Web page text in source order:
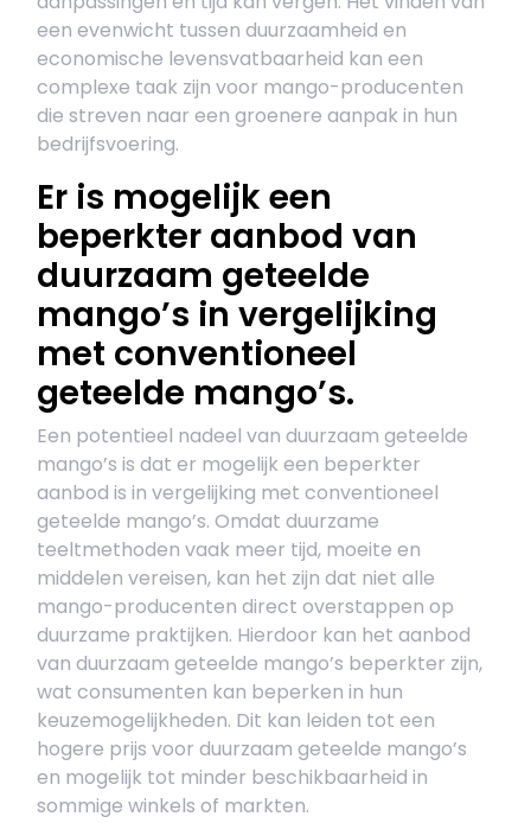
een evenwicht tussen duurzaamheid en
economische levensvatbaarheid kan een
complexe taak zijn voor mango-producenten
die streven naar een groenere aanpak in hun
bedrijfsvoering.
Er is mogelijk een
beperkter aanbod van
duurzaam geteelde
mango’s in vergelijking
met conventioneel
geteelde mango’s.
Een potentieel nadeel van duurzaam geteelde
mango’s is dat er mogelijk een beperkter
aanbod is in vergelijking met conventioneel
geteelde mango’s. Omdat duurzame
teeltmethoden vaak meer tijd, moeite en
middelen vereisen, kan het zijn dat niet alle
mango-producenten direct overstappen op
duurzame praktijken. Hierdoor kan het aanbod
van duurzaam geteelde mango’s beperkter zijn,
wat consumenten kan beperken in hun
keuzemogelijkheden. Dit kan leiden tot een
hogere prijs voor duurzaam geteelde mango’s
en mogelijk tot minder beschikbaarheid in
sommige winkels of markten.